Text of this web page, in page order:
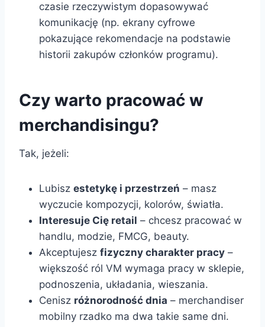
czasie rzeczywistym dopasowywać
komunikację (np. ekrany cyfrowe
pokazujące rekomendacje na podstawie
historii zakupów członków programu).
Czy warto pracować w
merchandisingu?
Tak, jeżeli:
Lubisz estetykę i przestrzeń – masz
wyczucie kompozycji, kolorów, światła.
Interesuje Cię retail – chcesz pracować w
handlu, modzie, FMCG, beauty.
Akceptujesz fizyczny charakter pracy –
większość ról VM wymaga pracy w sklepie,
podnoszenia, układania, wieszania.
Cenisz różnorodność dnia – merchandiser
mobilny rzadko ma dwa takie same dni.